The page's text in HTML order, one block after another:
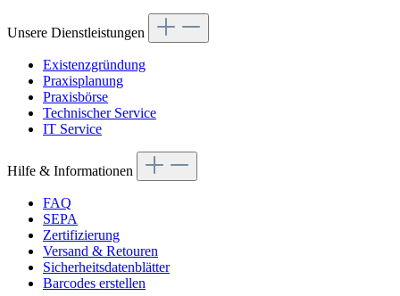
Unsere Dienstleistungen
Existenzgründung
Praxisplanung
Praxisbörse
Technischer Service
IT Service
Hilfe & Informationen
FAQ
SEPA
Zertifizierung
Versand & Retouren
Sicherheitsdatenblätter
Barcodes erstellen